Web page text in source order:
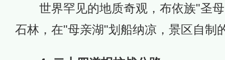
世界罕见的地质奇观，布依族"圣
石林，在"母亲湖"划船纳凉，景区自制